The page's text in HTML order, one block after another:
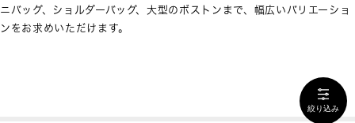
ニバッグ、ショルダーバッグ、大型のボストンまで、幅広いバリエーショ
ンをお求めいただけます。
絞り込み